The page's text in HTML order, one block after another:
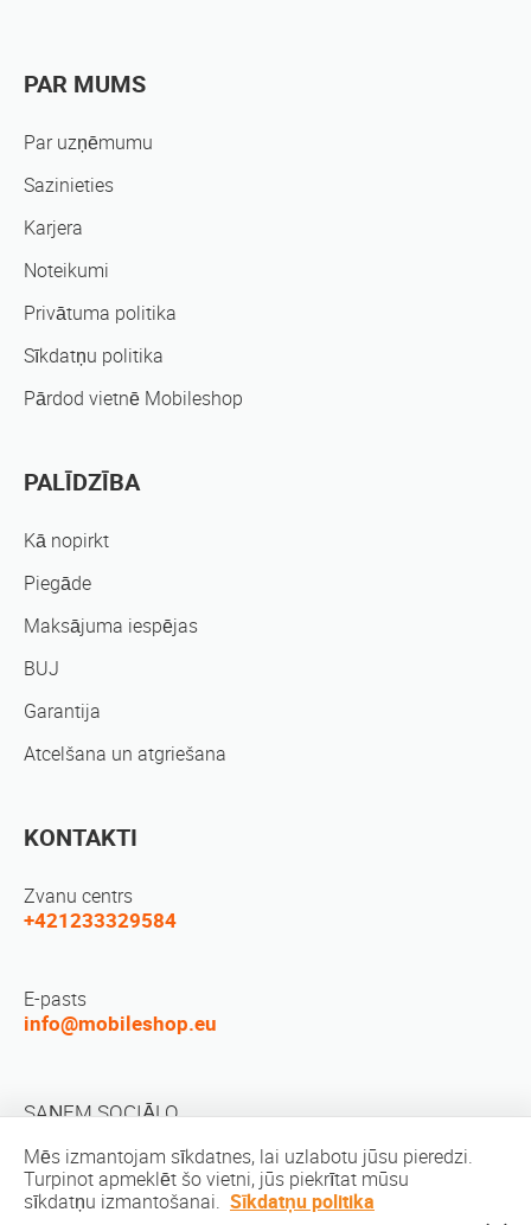
PAR MUMS
Par uzņēmumu
Sazinieties
Karjera
Noteikumi
Privātuma politika
Sīkdatņu politika
Pārdod vietnē Mobileshop
PALĪDZĪBA
Kā nopirkt
Piegāde
Maksājuma iespējas
BUJ
Garantija
Atcelšana un atgriešana
KONTAKTI
Zvanu centrs
+421233329584
E-pasts
info@mobileshop.eu
SAŅEM SOCIĀLO
Mēs izmantojam sīkdatnes, lai uzlabotu jūsu pieredzi.
Turpinot apmeklēt šo vietni, jūs piekrītat mūsu
sīkdatņu izmantošanai. Sīkdatņu politika